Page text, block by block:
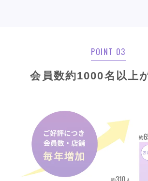
POINT 03
会員数約1000名以上